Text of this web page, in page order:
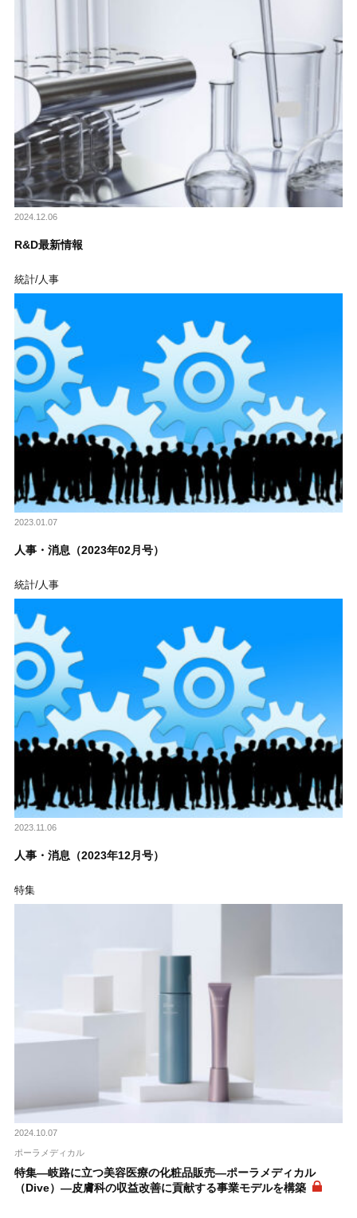
2024.12.06
R&D最新情報
統計/人事
2023.01.07
人事・消息（2023年02月号）
統計/人事
2023.11.06
人事・消息（2023年12月号）
特集
2024.10.07
ポーラメディカル
特集―岐路に立つ美容医療の化粧品販売―ポーラメディカル
（Dive）―皮膚科の収益改善に貢献する事業モデルを構築